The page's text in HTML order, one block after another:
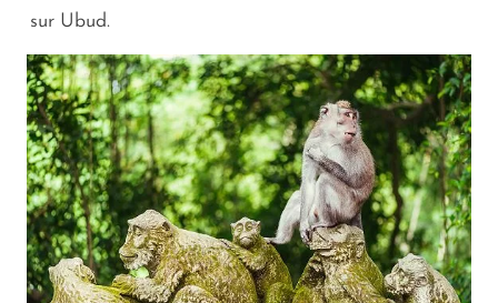
sur Ubud.